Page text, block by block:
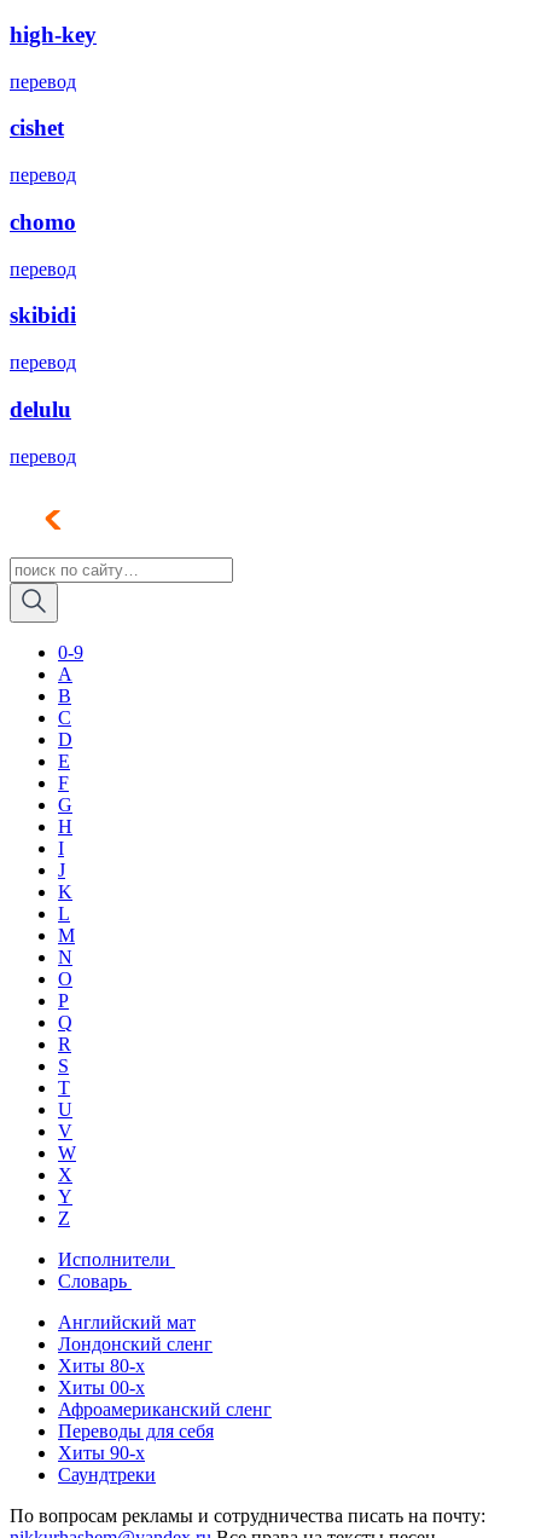
high-key
перевод
cishet
перевод
chomo
перевод
skibidi
перевод
delulu
перевод
0-9
A
B
C
D
E
F
G
H
I
J
K
L
M
N
O
P
Q
R
S
T
U
V
W
X
Y
Z
Исполнители
Словарь
Английский мат
Лондонский сленг
Хиты 80-х
Хиты 00-х
Афроамериканский сленг
Переводы для себя
Хиты 90-х
Саундтреки
По вопросам рекламы и сотрудничества писать на почту: